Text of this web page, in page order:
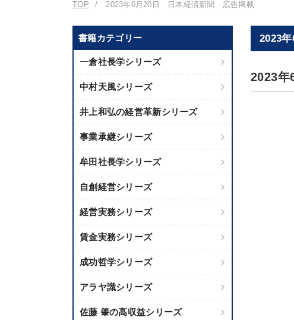
TOP 2023年6月20日 日本経済新聞 広告掲載
書籍カテゴリー
一倉社長学シリーズ
中村天風シリーズ
井上和弘の経営革新シリーズ
事業承継シリーズ
牟田社長学シリーズ
自創経営シリーズ
経営実務シリーズ
賃金実務シリーズ
成功哲学シリーズ
アラヤ識シリーズ
佐藤 肇の高収益シリーズ
2023
2023